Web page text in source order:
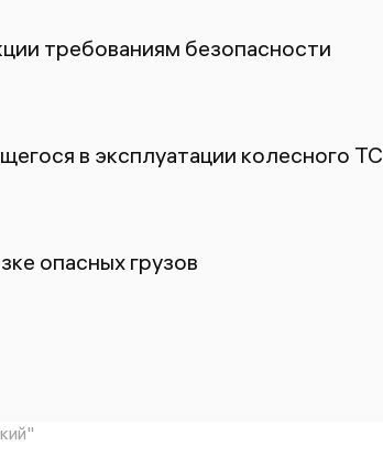
требованиям безопасности
в эксплуатации колесного ТС
опасных грузов